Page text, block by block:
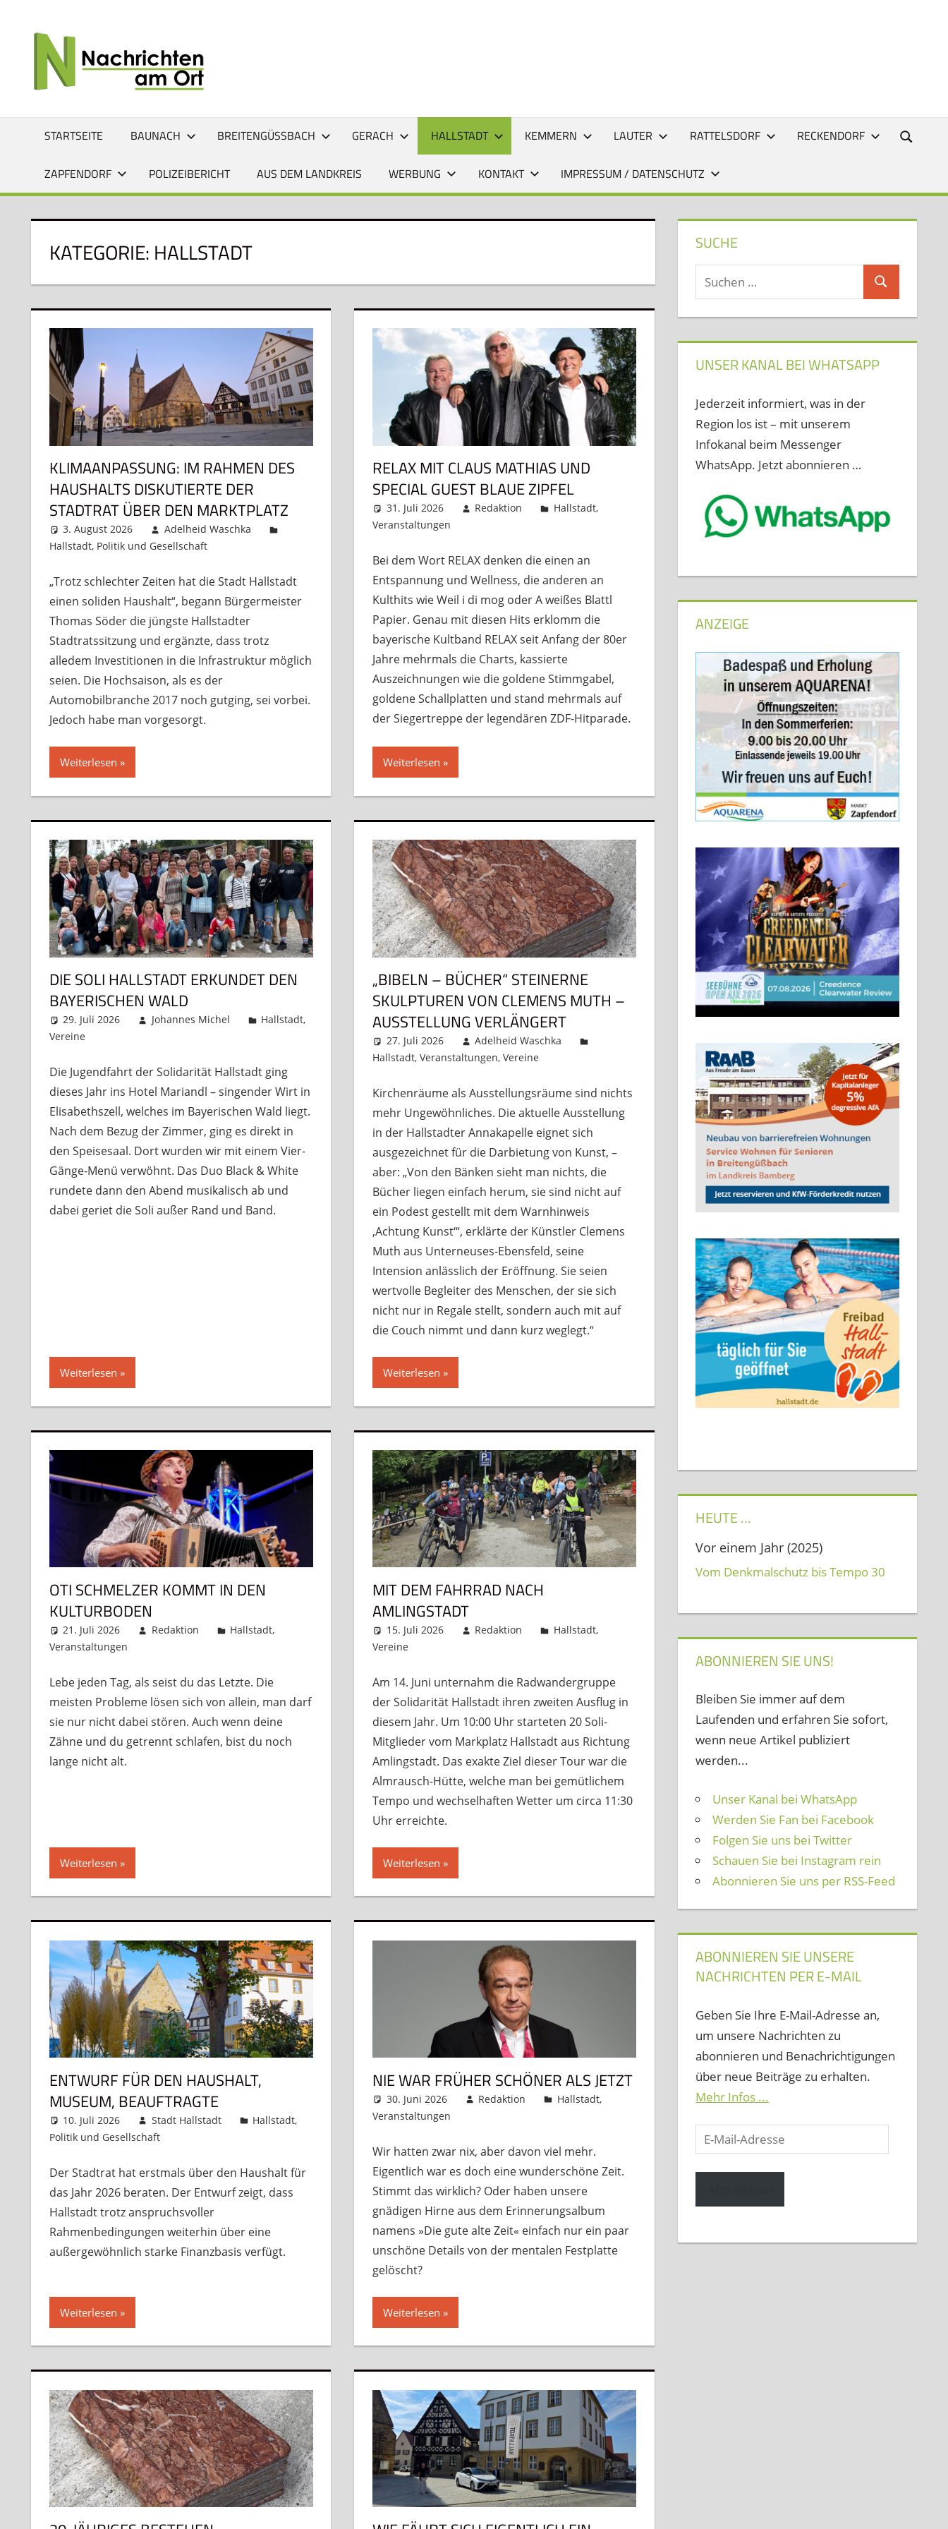
ORT
Lokale
News
Baunach,
Hallstadt,
Lauter,
Rattelsdorf,
Reckendorf
Zapfendorf
STARTSEITE BAUNACH BREITENGÜSSBACH GERACH HALLSTADT KEMMERN LAUTER RATTELSDORF RECKENDORF
ZAPFENDORF POLIZEIBERICHT AUS DEM LANDKREIS WERBUNG KONTAKT IMPRESSUM / DATENSCHUTZ
KATEGORIE: HALLSTADT
KLIMAANPASSUNG: IM RAHMEN DES
HAUSHALTS DISKUTIERTE DER
STADTRAT ÜBER DEN MARKTPLATZ
3. August 2026
Adelheid Waschka
Hallstadt, Politik und Gesellschaft
„Trotz schlechter Zeiten hat die Stadt Hallstadt
einen soliden Haushalt“, begann Bürgermeister
Thomas Söder die jüngste Hallstadter
Stadtratssitzung und ergänzte, dass trotz
alledem Investitionen in die Infrastruktur möglich
seien. Die Hochsaison, als es der
Automobilbranche 2017 noch gutging, sei vorbei.
Jedoch habe man vorgesorgt.
Weiterlesen
RELAX MIT CLAUS MATHIAS UND
SPECIAL GUEST BLAUE ZIPFEL
31. Juli 2026 Redaktion Hallstadt,
Veranstaltungen
Bei dem Wort RELAX denken die einen an
Entspannung und Wellness, die anderen an
Kulthits wie Weil i di mog oder A weißes Blattl
Papier. Genau mit diesen Hits erklomm die
bayerische Kultband RELAX seit Anfang der 80er
Jahre mehrmals die Charts, kassierte
Auszeichnungen wie die goldene Stimmgabel,
goldene Schallplatten und stand mehrmals auf
der Siegertreppe der legendären ZDF-Hitparade.
Weiterlesen
DIE SOLI HALLSTADT ERKUNDET DEN
BAYERISCHEN WALD
29. Juli 2026 Johannes Michel Hallstadt,
Vereine
Die Jugendfahrt der Solidarität Hallstadt ging
dieses Jahr ins Hotel Mariandl – singender Wirt in
Elisabethszell, welches im Bayerischen Wald liegt.
Nach dem Bezug der Zimmer, ging es direkt in
den Speisesaal. Dort wurden wir mit einem Vier-
Gänge-Menü verwöhnt. Das Duo Black & White
rundete dann den Abend musikalisch ab und
dabei geriet die Soli außer Rand und Band.
Weiterlesen
„BIBELN – BÜCHER“ STEINERNE
SKULPTUREN VON CLEMENS MUTH –
AUSSTELLUNG VERLÄNGERT
27. Juli 2026
Adelheid Waschka
Hallstadt, Veranstaltungen, Vereine
Kirchenräume als Ausstellungsräume sind nichts
mehr Ungewöhnliches. Die aktuelle Ausstellung
in der Hallstadter Annakapelle eignet sich
ausgezeichnet für die Darbietung von Kunst, –
aber: „Von den Bänken sieht man nichts, die
Bücher liegen einfach herum, sie sind nicht auf
ein Podest gestellt mit dem Warnhinweis
‚Achtung Kunst‘“, erklärte der Künstler Clemens
Muth aus Unterneuses-Ebensfeld, seine
Intension anlässlich der Eröffnung. Sie seien
wertvolle Begleiter des Menschen, der sie sich
nicht nur in Regale stellt, sondern auch mit auf
die Couch nimmt und dann kurz weglegt.“
Weiterlesen
OTI SCHMELZER KOMMT IN DEN
KULTURBODEN
21. Juli 2026 Redaktion Hallstadt,
Veranstaltungen
Lebe jeden Tag, als seist du das Letzte. Die
meisten Probleme lösen sich von allein, man darf
sie nur nicht dabei stören. Auch wenn deine
Zähne und du getrennt schlafen, bist du noch
lange nicht alt.
Weiterlesen
MIT DEM FAHRRAD NACH
AMLINGSTADT
15. Juli 2026 Redaktion Hallstadt,
Vereine
Am 14. Juni unternahm die Radwandergruppe
der Solidarität Hallstadt ihren zweiten Ausflug in
diesem Jahr. Um 10:00 Uhr starteten 20 Soli-
Mitglieder vom Markplatz Hallstadt aus Richtung
Amlingstadt. Das exakte Ziel dieser Tour war die
Almrausch-Hütte, welche man bei gemütlichem
Tempo und wechselhaften Wetter um circa 11:30
Uhr erreichte.
Weiterlesen
ENTWURF FÜR DEN HAUSHALT,
MUSEUM, BEAUFTRAGTE
10. Juli 2026 Stadt Hallstadt Hallstadt,
Politik und Gesellschaft
Der Stadtrat hat erstmals über den Haushalt für
das Jahr 2026 beraten. Der Entwurf zeigt, dass
Hallstadt trotz anspruchsvoller
Rahmenbedingungen weiterhin über eine
außergewöhnlich starke Finanzbasis verfügt.
Weiterlesen
NIE WAR FRÜHER SCHÖNER ALS JETZT
30. Juni 2026 Redaktion Hallstadt,
Veranstaltungen
Wir hatten zwar nix, aber davon viel mehr.
Eigentlich war es doch eine wunderschöne Zeit.
Stimmt das wirklich? Oder haben unsere
gnädigen Hirne aus dem Erinnerungsalbum
namens »Die gute alte Zeit« einfach nur ein paar
unschöne Details von der mentalen Festplatte
gelöscht?
Weiterlesen
SUCHE
Suchen
nach:
Suchen
UNSER KANAL BEI WHATSAPP
Jederzeit informiert, was in der
Region los ist – mit unserem
Infokanal beim Messenger
WhatsApp. Jetzt abonnieren …
ANZEIGE
HEUTE …
Vor einem Jahr (2025)
Vom Denkmalschutz bis Tempo 30
ABONNIEREN SIE UNS!
Bleiben Sie immer auf dem
Laufenden und erfahren Sie sofort,
wenn neue Artikel publiziert
werden...
Unser Kanal bei WhatsApp
Werden Sie Fan bei Facebook
Folgen Sie uns bei Twitter
Schauen Sie bei Instagram rein
Abonnieren Sie uns per RSS-Feed
ABONNIEREN SIE UNSERE
NACHRICHTEN PER E-MAIL
Geben Sie Ihre E-Mail-Adresse an,
um unsere Nachrichten zu
abonnieren und Benachrichtigungen
über neue Beiträge zu erhalten.
Mehr Infos ...
E-
Mail-
Adresse